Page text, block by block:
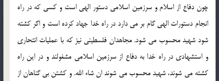
چون دفاع از اسلام و سرزمين اسلامي دستور الهي است و كسي كه در راه
انجام دستورات الهي گام بر مي دارد در راه خدا جهاد كرده است و اگر كشته
شود شهيد محسوب مي شود. مجاهدان فلسطيني نيز كه با عمليات انتحاري
و استشهادي در راه خدا به دفاع از سرزمين اسلامي مشغولند و در اين راه
کشته مي شوند، شهيد محسوب مي شوند ان شاء الله. و كشتن بي گناهان از